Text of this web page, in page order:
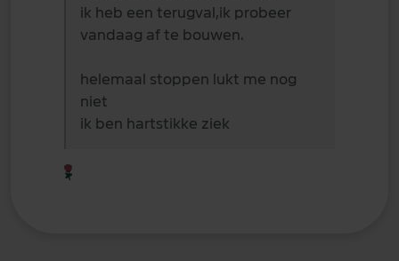
ik heb een terugval,ik probeer
vandaag af te bouwen.
helemaal stoppen lukt me nog
niet
ik ben hartstikke ziek